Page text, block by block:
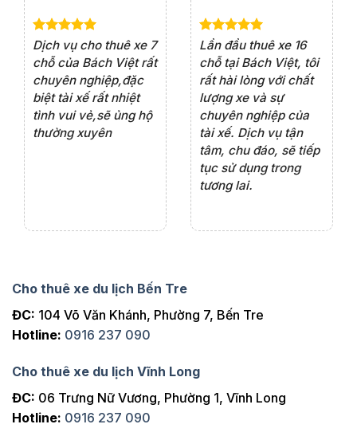
Dịch vụ cho thuê xe 7
chỗ của Bách Việt rất
chuyên nghiệp,đặc
biệt tài xế rất nhiệt
tình vui vẻ,sẽ ủng hộ
thường xuyên
Lần đầu thuê xe 16
chỗ tại Bách Việt, tôi
rất hài lòng với chất
lượng xe và sự
chuyên nghiệp của
tài xế. Dịch vụ tận
tâm, chu đáo, sẽ tiếp
tục sử dụng trong
tương lai.
Cho thuê xe du lịch Bến Tre
ĐC: 104 Võ Văn Khánh, Phường 7, Bến Tre
Hotline: 0916 237 090
Cho thuê xe du lịch Vĩnh Long
ĐC: 06 Trưng Nữ Vương, Phường 1, Vĩnh Long
Hotline: 0916 237 090